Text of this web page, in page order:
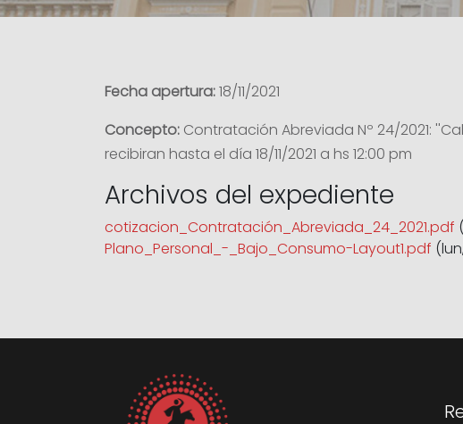
Fecha apertura:18/11/2021
Concepto: Contratación Abreviada Nº 24/2021:
recibiran hasta el día 18/11/2021 a hs 12:00 pm
Archivos del expediente
cotizacion_Contratación_Abreviada_24_2021.pdf
Plano_Personal_-_Bajo_Consumo-Layout1.pdf